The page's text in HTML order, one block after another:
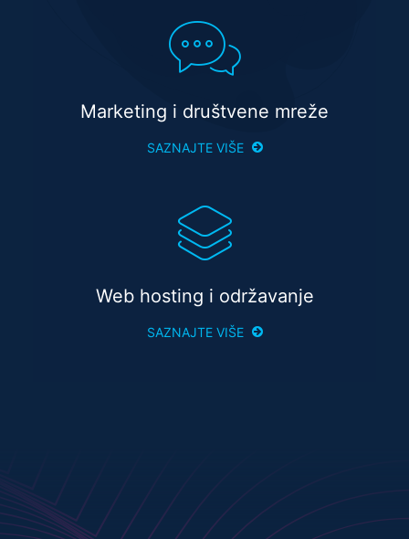
Marketing i društvene mreže
SAZNAJTE VIŠE
Web hosting i održavanje
SAZNAJTE VIŠE